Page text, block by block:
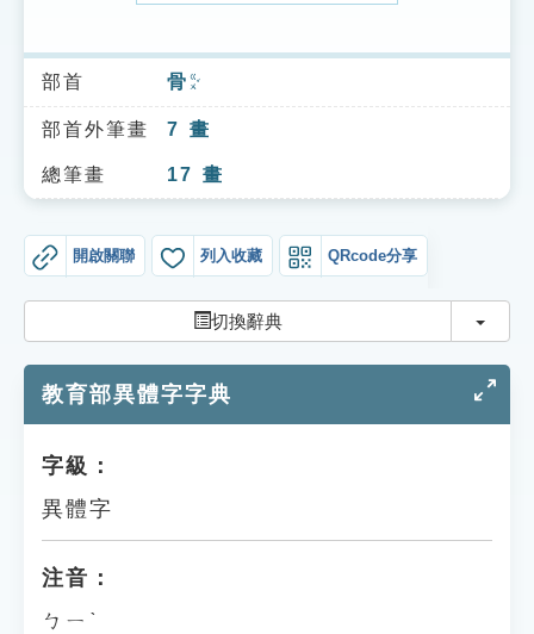
索引選單
知識索引
單字索引
貓頭鷹博士
部首 骨 ㄍㄨˇ
部首外筆畫 7 畫
總筆畫 17 畫
開啟關聯 列入收藏 QRcode分享
切換辭典 切換
教育部異體字字典
字級：
異體字
注音：
ㄅㄧˋ